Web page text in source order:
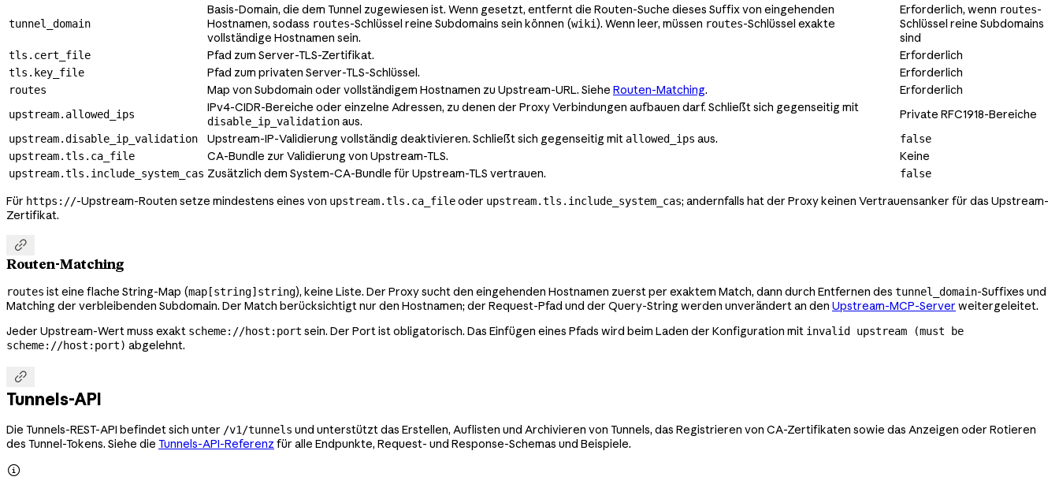
tunnel_domain
Basis-Domain, die dem Tunnel zugewiesen ist. Wenn gesetzt, entfernt die Routen-Suche dieses Suffix von eingehenden
Hostnamen, sodass routes-Schlüssel reine Subdomains sein können (wiki). Wenn leer, müssen routes-Schlüssel exakte
vollständige Hostnamen sein.
Erforderlich, wenn routes-
Schlüssel reine Subdomains
sind
tls.cert_file Pfad zum Server-TLS-Zertifikat. Erforderlich
tls.key_file Pfad zum privaten Server-TLS-Schlüssel. Erforderlich
routes Map von Subdomain oder vollständigem Hostnamen zu Upstream-URL. Siehe Routen-Matching. Erforderlich
upstream.allowed_ips IPv4-CIDR-Bereiche oder einzelne Adressen, zu denen der Proxy Verbindungen aufbauen darf. Schließt sich gegenseitig mit
disable_ip_validationaus. Private RFC1918-Bereiche
upstream.disable_ip_validation Upstream-IP-Validierung vollständig deaktivieren. Schließt sich gegenseitig mit allowed_ips aus.
false
upstream.tls.ca_file
CA-Bundle zur Validierung von Upstream-TLS. Keine
upstream.tls.include_system_cas Zusätzlich dem System-CA-Bundle für Upstream-TLS vertrauen. false
Für https://-Upstream-Routen setze mindestens eines von upstream.tls.ca_fileoder upstream.tls.include_system_cas; andernfalls hat der Proxy keinen Vertrauensanker für das Upstream-
Zertifikat.

Routen-Matching
routes ist eine flache String-Map (map[string]string), keine Liste. Der Proxy sucht den eingehenden Hostnamen zuerst per exaktem Match, dann durch Entfernen des tunnel_domain-Suffixes und
Matching der verbleibenden Subdomain. Der Match berücksichtigt nur den Hostnamen; der Request-Pfad und der Query-String werden unverändert an den Upstream-MCP-Server weitergeleitet.
Jeder Upstream-Wert muss exakt scheme://host:port sein. Der Port ist obligatorisch. Das Einfügen eines Pfads wird beim Laden der Konfiguration mit invalid upstream (must be
scheme://host:port) abgelehnt.

Tunnels-API
Die Tunnels-REST-API befindet sich unter /v1/tunnels und unterstützt das Erstellen, Auflisten und Archivieren von Tunnels, das Registrieren von CA-Zertifikaten sowie das Anzeigen oder Rotieren
des Tunnel-Tokens. Siehe die Tunnels-API-Referenz für alle Endpunkte, Request- und Response-Schemas und Beispiele.
